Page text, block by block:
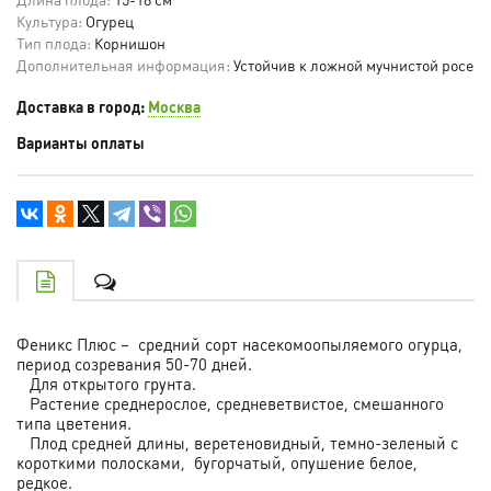
Культура: Огурец
Тип плода: Корнишон
Дополнительная информация: Устойчив к ложной мучнистой росе
Доставка в город: Москва
Варианты оплаты
Феникс Плюс – средний сорт насекомоопыляемого огурца,
период созревания 50-70 дней.
Для открытого грунта.
Растение среднерослое, средневетвистое, смешанного
типа цветения.
Плод средней длины, веретеновидный, темно-зеленый с
короткими полосками, бугорчатый, опушение белое,
редкое.